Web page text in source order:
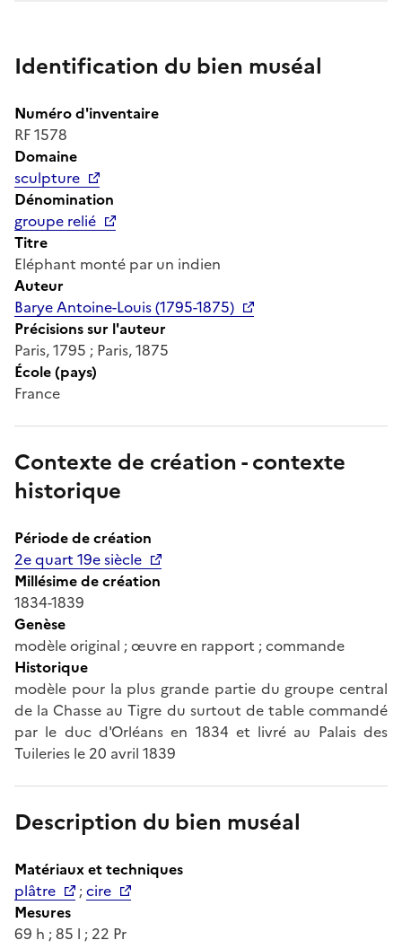
Identification du bien muséal
Numéro d'inventaire
RF 1578
Domaine
sculpture
Dénomination
groupe relié
Titre
Eléphant monté par un indien
Auteur
Barye Antoine-Louis (1795-1875)
Précisions sur l'auteur
Paris, 1795 ; Paris, 1875
École (pays)
France
Contexte de création - contexte
historique
Période de création
2e quart 19e siècle
Millésime de création
1834-1839
Genèse
modèle original ; œuvre en rapport ; commande
Historique
modèle pour la plus grande partie du groupe central
de la Chasse au Tigre du surtout de table commandé
par le duc d'Orléans en 1834 et livré au Palais des
Tuileries le 20 avril 1839
Description du bien muséal
Matériaux et techniques
plâtre
;cire
Mesures
69 h ; 85 l ; 22 Pr